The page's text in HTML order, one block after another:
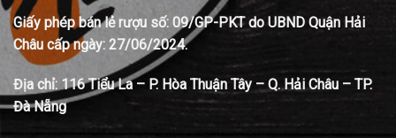
Giấy phép bán lẻ rượu số: 09/GP-PKT do UBND Quận Hải
Châu cấp ngày: 27/06/2024.
Địa chỉ: 116 Tiểu La – P. Hòa Thuận Tây – Q. Hải Châu – TP.
Đà Nẵng